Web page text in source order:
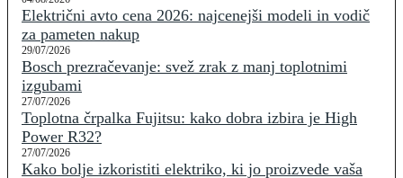
Električni avto cena 2026: najcenejši modeli in vodič
za pameten nakup
29/07/2026
Bosch prezračevanje: svež zrak z manj toplotnimi
izgubami
27/07/2026
Toplotna črpalka Fujitsu: kako dobra izbira je High
Power R32?
27/07/2026
Kako bolje izkoristiti elektriko, ki jo proizvede vaša